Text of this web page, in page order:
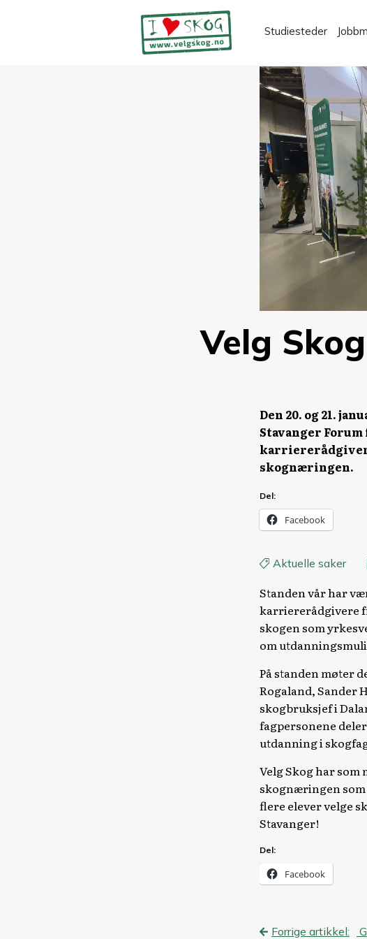
Studiesteder
Velg
Den 20. og 21.
Stavanger
skognæringen.
Del:
Facebook
Aktuelle saker
Standen vår har
karriererådgivere
skogen som
om
På standen møter
Rogaland, Sander
skogbruksjef i
fagpersonene
utdanning i
Velg Skog har
skognæringen
flere elever velge
Stavanger!
Del:
Facebook
Forrige artikkel: